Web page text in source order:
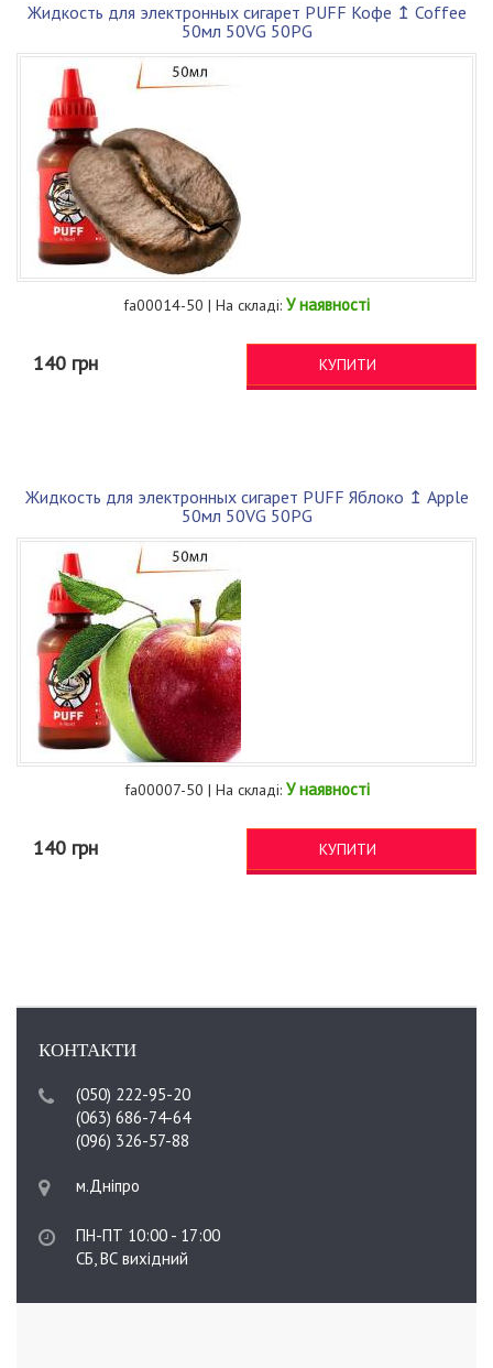
Жидкость для электронных сигарет PUFF Кофе ↥ Coffee
50мл 50VG 50PG
fa00014-50 | На складі: У наявності
140 грн КУПИТИ
Жидкость для электронных сигарет PUFF Яблоко ↥ Apple
50мл 50VG 50PG
fa00007-50 | На складі: У наявності
140 грн КУПИТИ
КОНТАКТИ
(050) 222-95-20
(063) 686-74-64
(096) 326-57-88
м.Дніпро
ПН-ПТ 10:00 - 17:00
СБ, ВС вихідний